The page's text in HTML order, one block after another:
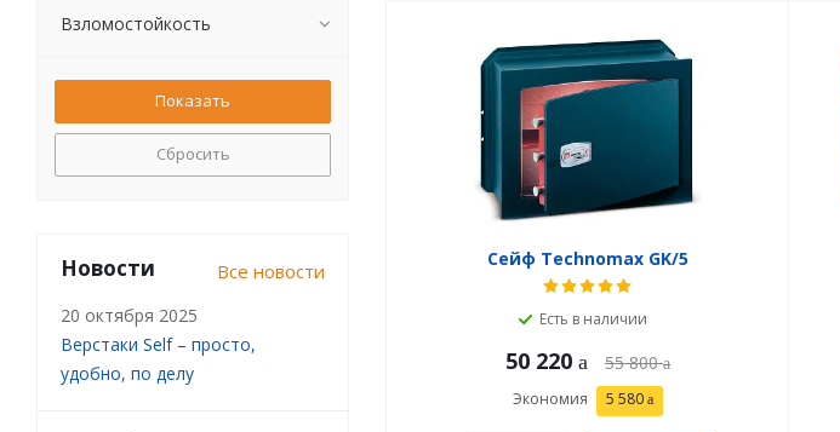
Сейф Technomax GK/5
Есть в наличии
50 220 55 800
Экономия 5 580
Взломостойкость
Сбросить
Новости Все новости
20 октября 2025
Верстаки Self – просто,
удобно, по делу